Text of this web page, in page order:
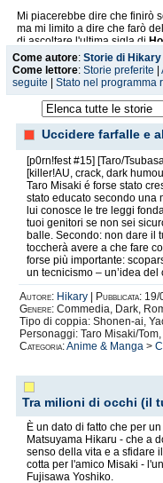
Mi piacerebbe dire che finirò
ma mi limito a dire che farò
di ascoltare l'ultima sigla di
ossessivo.
Come autore: Storie di Hikary
Come lettore: Storie preferite
seguite
Stato nel programma
Uccidere farfalle e
[p0rn!fest #15] [Taro/
[killer!AU, crack, dark
Taro Misaki é forse stato
stato educato secondo una
lui conosce le tre leggi
tuoi genitori se non sei
balle. Secondo: non dare il
toccherà avere a che fare
forse più importante:
un tecnicismo – un’idea del
Autore: Hikary Pubblicata: 19/
Genere: Commedia, Dark,
Tipo di coppia: Shonen-ai,
Personaggi: Taro Misaki/
Categoria:Anime & Manga >
Tra milioni di occhi (il
È un dato di fatto che per
Matsuyama Hikaru - che a
senso della vita e a sfidare
cotta per l'amico Misaki -
Fujisawa Yoshiko.